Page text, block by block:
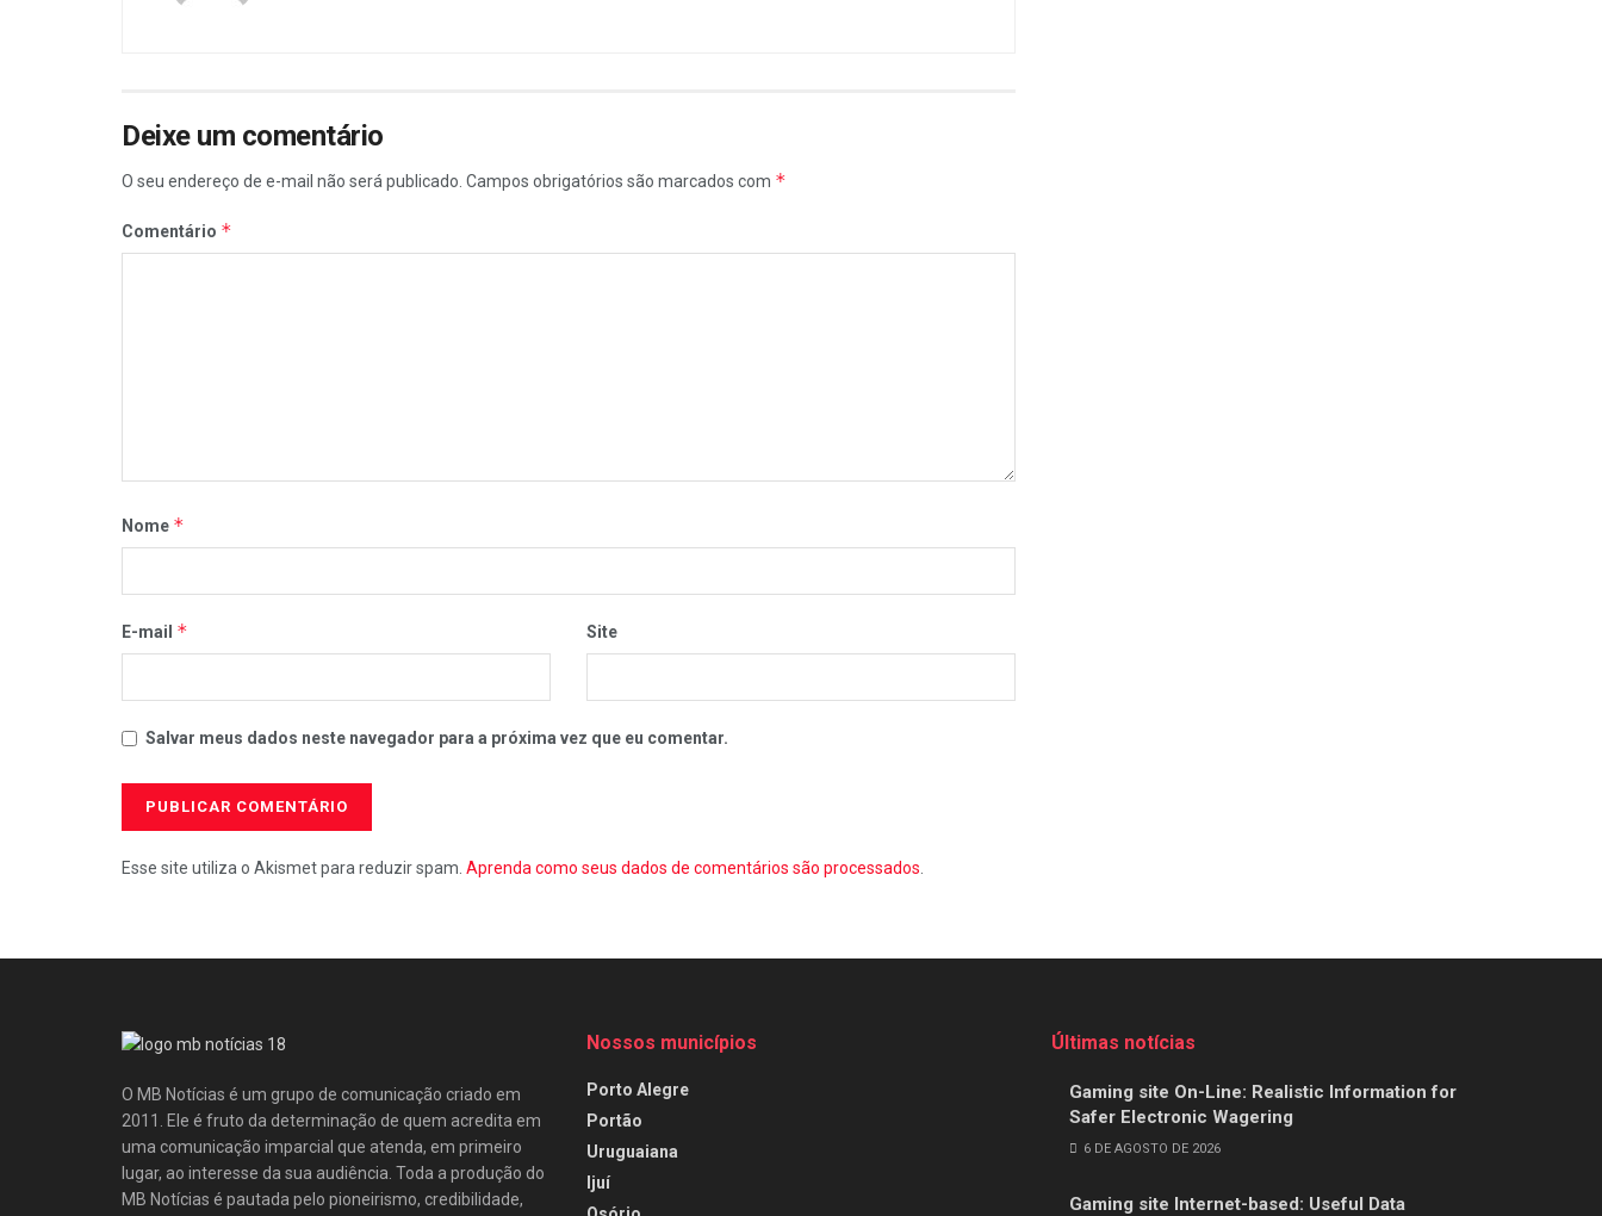
Deixe um comentário
O seu endereço de e-mail não será publicado. Campos obrigatórios são marcados com *
Comentário *
Nome *
E-mail * Site
Salvar meus dados neste navegador para a próxima vez que eu comentar.
Esse site utiliza o Akismet para reduzir spam. Aprenda como seus dados de comentários são processados.
O MB Notícias é um grupo de comunicação criado em
2011. Ele é fruto da determinação de quem acredita em
uma comunicação imparcial que atenda, em primeiro
lugar, ao interesse da sua audiência. Toda a produção do
MB Notícias é pautada pelo pioneirismo, credibilidade,
Nossos municípios
Porto Alegre
Portão
Uruguaiana
Ijuí
Últimas notícias
Gaming site On-Line: Realistic Information for
Safer Electronic Wagering
6 DE AGOSTO DE 2026
Gaming site Internet-based: Useful Data